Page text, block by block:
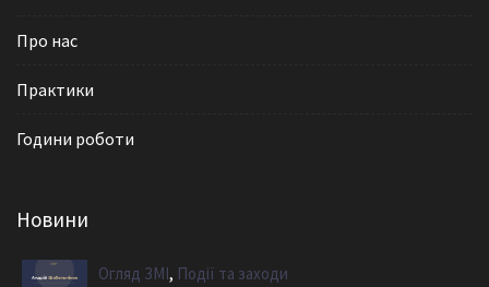
Про нас
Практики
Години роботи
Новини
Огляд ЗМІ, Події та заходи